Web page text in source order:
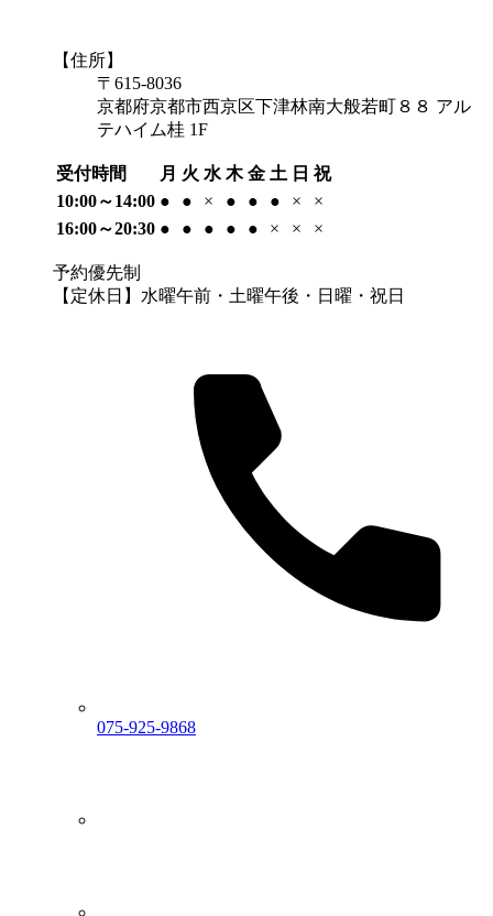
【住所】
〒615-8036
京都府京都市西京区下津林南大般若町８８ アル
テハイム桂 1F
受付時間 月 火 水 木 金 土 日 祝
10:00～14:00 ● ● × ● ● ● ×
×
16:00～20:30 ● ● ● ● ● × × ×
予約優先制
【定休日】水曜午前・土曜午後・日曜・祝日
075-925-9868